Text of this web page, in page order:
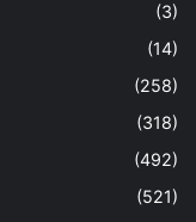
(3)
(14)
(258)
(318)
(492)
(521)